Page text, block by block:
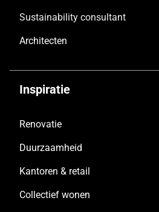
Sustainability consultant
Architecten
Inspiratie
Renovatie
Duurzaamheid
Kantoren & retail
Collectief wonen